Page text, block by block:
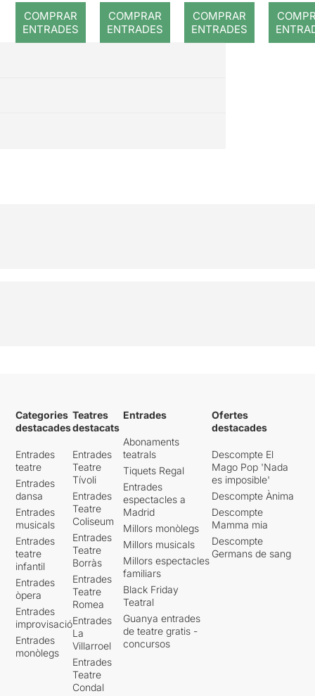
gegant
del pi
COMPRAR
ENTRADES
COMPRAR
ENTRADES
COMPRAR
ENTRADES
Categories
destacades
Entrades
teatre
Entrades
dansa
Entrades
musicals
Entrades
teatre
infantil
Entrades
òpera
Entrades
improvisació
Entrades
monòlegs
Teatres
destacats
Entrades
Teatre
Tívoli
Entrades
Teatre
Coliseum
Entrades
Teatre
Borràs
Entrades
Teatre
Romea
Entrades
La
Villarroel
Entrades
Teatre
Condal
Entrades
Abonaments
teatrals
Tiquets Regal
Entrades
espectacles a
Madrid
Millors monòlegs
Millors musicals
Millors espectacles
familiars
Black Friday
Teatral
Guanya entrades
de teatre gratis -
concursos
Ofertes
destacades
Descompte El
Mago Pop 'Nada
es imposible'
Descompte Ànima
Descompte
Mamma mia
Descompte
Germans de sang